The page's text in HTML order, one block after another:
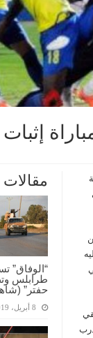
“الوفاق”
طرابلس
حفتر”
8 أبريل، 2019